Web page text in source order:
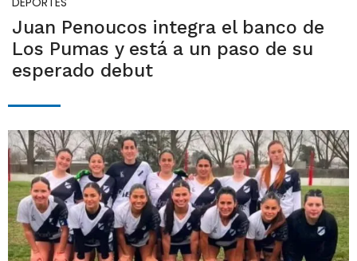
Juan Penoucos integra el banco de
Los Pumas y está a un paso de su
esperado debut